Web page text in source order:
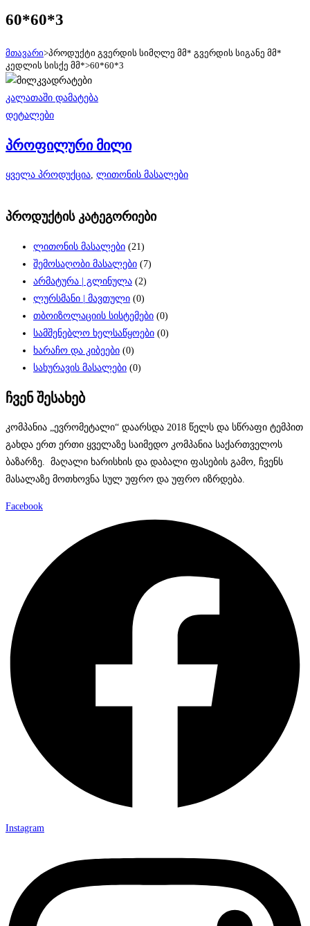
60*60*3
მთავარი>პროდუქტი გვერდის სიმღლე მმ* გვერდის სიგანე მმ*
კედლის სისქე მმ*>60*60*3
კალათაში დამატება
დეტალები
პროფილური მილი
ყველა პროდუქცია, ლითონის მასალები
პროდუქტის კატეგორიები
ლითონის მასალები (21)
შემოსაღობი მასალები (7)
არმატურა | გლინულა (2)
ლურსმანი | მავთული (0)
თბოიზოლაციის სისტემები (0)
სამშენებლო ხელსაწყოები (0)
ხარაჩო და კიბეები (0)
სახურავის მასალები (0)
ჩვენ შესახებ
კომპანია „ევრომეტალი“ დაარსდა 2018 წელს და სწრაფი ტემპით
გახდა ერთ ერთი ყველაზე საიმედო კომპანია საქართველოს
ბაზარზე. მაღალი ხარისხის და დაბალი ფასების გამო, ჩვენს
მასალაზე მოთხოვნა სულ უფრო და უფრო იზრდება.
Facebook
Instagram